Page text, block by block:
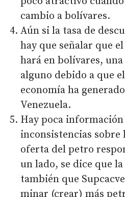
cambio a bolívares.
Aún si la tasa de
hay que señalar que
hará en bolívares,
alguno debido a que
economía ha
Venezuela.
Hay poca información
inconsistencias sobre
oferta del petro
un lado, se dice que
también que
minar (crear) más